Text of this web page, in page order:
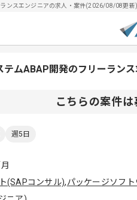
ランスエンジニアの求人・案件(2026/08/08更新)
テムABAP開発のフリーラン
こちらの案件
週5日
(SAPコンサル),パッケージソフ